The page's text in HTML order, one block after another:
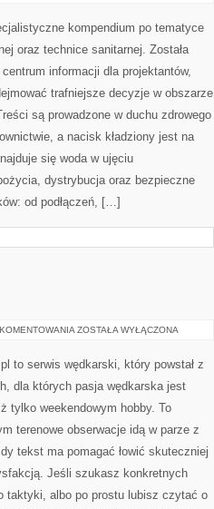
kompendium po tematyce
oraz technice sanitarnej. Została
informacji dla projektantów,
trafniejsze decyzje w obszarze
są prowadzone w duchu zdrowego
a nacisk kładziony jest na
się woda w ujęciu
dystrybucja oraz bezpieczne
od podłączeń, […]
WĘDKARSTWO
ZOSTAŁA WYŁĄCZONA
to serwis wędkarski, który powstał z
dla których pasja wędkarska jest
tylko weekendowym hobby. To
terenowe obserwacje idą w parze z
tekst ma pomagać łowić skuteczniej
Jeśli szukasz konkretnych
taktyki, albo po prostu lubisz czytać o